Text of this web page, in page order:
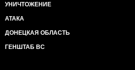
УНИЧТОЖЕНИЕ
АТАКА
ДОНЕЦКАЯ ОБЛАСТЬ
ГЕНШТАБ ВС